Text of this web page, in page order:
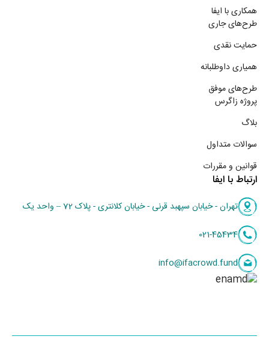
همکاری با ایفا
طرح‌های جاری
حمایت نقدی
همیاری داوطلبانه
طرح‌های موفق
پروژه زاگرس
بلاگ
سوالات متداول
قوانین و مقررات
ارتباط با ایفا
تهران - خیابان سپهبد قرنی - خیابان کلانتری - پلاک 72 – واحد یک
021-45434
info@ifacrowd.fund